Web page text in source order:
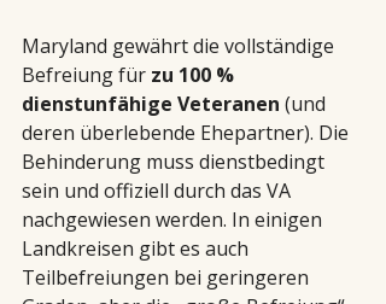
Maryland gewährt die vollständige
Befreiung für zu 100 %
dienstunfähige Veteranen (und
deren überlebende Ehepartner). Die
Behinderung muss dienstbedingt
sein und offiziell durch das VA
nachgewiesen werden. In einigen
Landkreisen gibt es auch
Teilbefreiungen bei geringeren